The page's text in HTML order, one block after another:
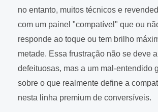
no entanto, muitos técnicos e
com um painel "compatível" que ou
responde ao toque ou tem brilho
metade. Essa frustração não se deve
defeituosas, mas a um mal-entendido
sobre o que realmente define a
nesta linha premium de conversíveis.